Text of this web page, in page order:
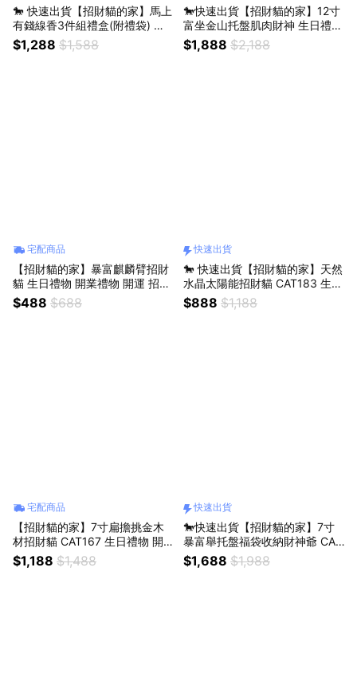
🐎 快速出貨【招財貓的家】馬上
有錢線香3件組禮盒(附禮袋) 開
運 招財 喬遷禮物 交換禮物
$1,288 $1,588
🐎快速出貨【招財貓的家】12寸
富坐金山托盤肌肉財神 生日禮物
開業禮物 開運 招財 喬遷禮物 交
換禮物
$1,888 $2,188
宅配商品
【招財貓的家】暴富麒麟臂招財
貓 生日禮物 開業禮物 開運 招財
喬遷禮物 交換禮物＃CAT041
$488 $688
快速出貨
🐎 快速出貨【招財貓的家】天然
水晶太陽能招財貓 CAT183 生日
禮物 開業禮物 開運 招財 喬遷禮
物 交換禮物
$888 $1,188
宅配商品
【招財貓的家】7寸扁擔挑金木
材招財貓 CAT167 生日禮物 開
業禮物 開運 招財 喬遷禮物 交換
禮物
$1,188 $1,488
快速出貨
🐎快速出貨【招財貓的家】7寸
暴富舉托盤福袋收納財神爺 CAT
158 生日禮物 開業禮物 開運 招
財 喬遷禮物 交換禮物
$1,688 $1,988